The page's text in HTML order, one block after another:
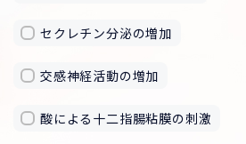
セクレチン分泌の増加
交感神経活動の増加
酸による十二指腸粘膜の刺激